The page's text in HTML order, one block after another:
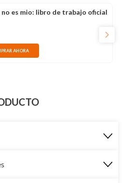
es mio: libro de trabajo oficial
AHORA